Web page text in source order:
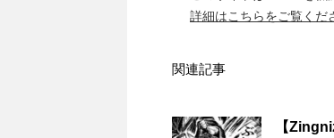
詳細はこちらをご覧くだ
関連記事
【